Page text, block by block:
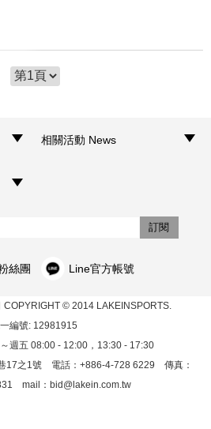
相關活動 News
訂閱
絲團 Line官方帳號
COPYRIGHT © 2014 LAKEINSPORTS.
編號: 12981915
週五 08:00 - 12:00，13:30 - 17:30
17之1號 電話：+886-4-728 6229 傳真：
mail： bid@lakein.com.tw